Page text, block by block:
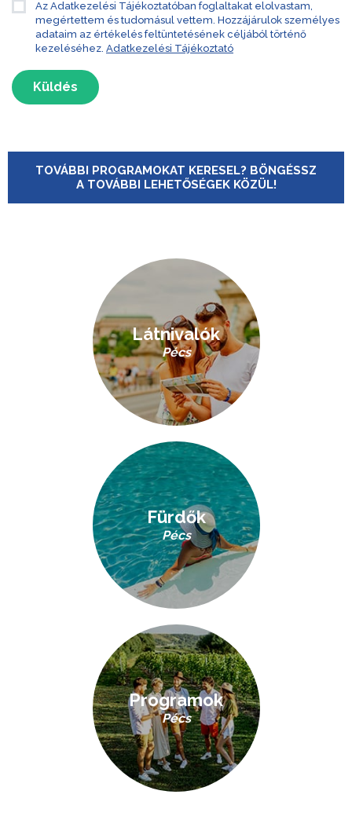
Az Adatkezelési Tájékoztatóban foglaltakat elolvastam,
megértettem és tudomásul vettem. Hozzájárulok személyes
adataim az értékelés feltüntetésének céljából történő
kezeléséhez. Adatkezelési Tájékoztató
Küldés
TOVÁBBI PROGRAMOKAT KERESEL? BÖNGÉSSZ
A TOVÁBBI LEHETŐSÉGEK KÖZÜL!
Látnivalók
Pécs
Fürdők
Pécs
Programok
Pécs